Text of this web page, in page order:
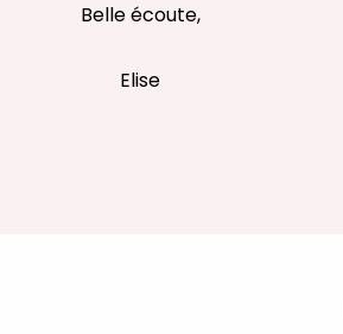
Belle écoute,
Elise